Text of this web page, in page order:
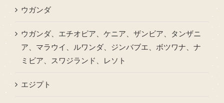
ウガンダ
ウガンダ、エチオピア、ケニア、ザンビア、タンザニ
ア、マラウイ、ルワンダ、ジンバブエ、ボツワナ、ナ
ミビア、スワジランド、レソト
エジプト